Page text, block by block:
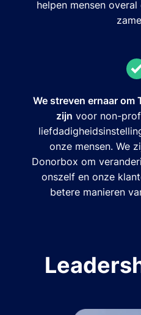
helpen mensen
We streven ernaar om
zijn voor non-
onze mensen. We
Donorbox om
onszelf en onze
betere manieren